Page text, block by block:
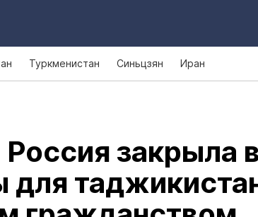
Туркменистан Синьцзян Иран
закрыла
для